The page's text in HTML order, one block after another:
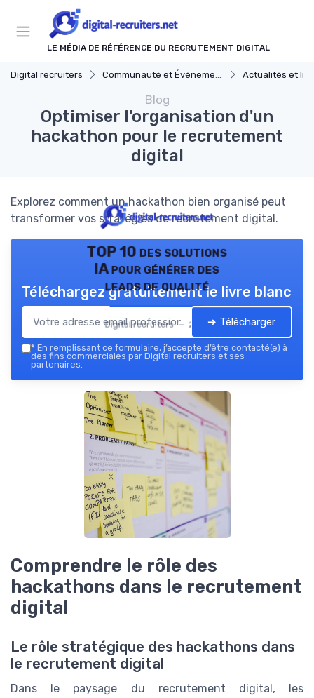
LE MÉDIA DE RÉFÉRENCE DU RECRUTEMENT DIGITAL
Digital recruiters Communauté et Événements Actualités et Innovations
Blog
Optimiser l'organisation d'un
hackathon pour le recrutement
digital
Explorez comment un hackathon bien organisé peut
transformer vos stratégies de recrutement digital.
TOP 10 des solutions
IA pour générer des
leads de qualité
Digital recruiters — 2026
Téléchargez gratuitement le livre blanc
➔ Télécharger
* En remplissant ce formulaire, j’accepte d’être contacté(e) à
des fins commerciales par Digital recruiters et ses
partenaires.
Comprendre le rôle des
hackathons dans le recrutement
digital
Le rôle stratégique des hackathons dans
le recrutement digital
Dans le paysage du recrutement digital, les
Panneau de gestion des cookies